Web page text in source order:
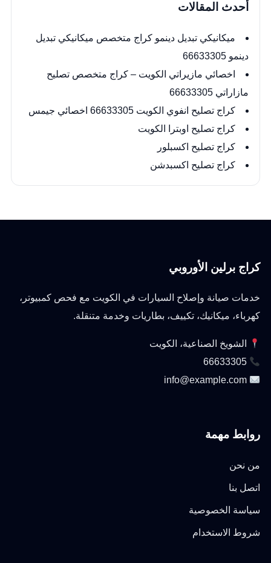
أحدث المقالات
ميكانيكي تبديل دينمو كراج متخصص ميكانيكي تبديل
دينمو 66633305
اخصائي مازيراتي الكويت – كراج متخصص تصليح
مازاراتي 66633305
كراج تصليح انفوي الكويت 66633305 اخصائي جيمس
كراج تصليح اوبترا الكويت
كراج تصليح اكسبلور
كراج تصليح اكسبدشن
كراج برلين الأوروبي
خدمات صيانة وإصلاح السيارات في الكويت مع فحص كمبيوتر،
كهرباء، ميكانيك، تكييف، بطاريات وخدمة متنقلة.
الشويخ الصناعية، الكويت
66633305
info@example.com
روابط مهمة
من نحن
اتصل بنا
سياسة الخصوصية
شروط الاستخدام